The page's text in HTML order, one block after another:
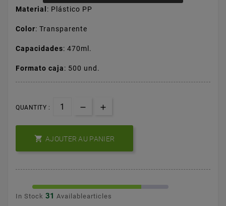
Material : Plástico PP
Color: Transparente
Capacidades: 470ml.
Formato caja: 500 und.
QUANTITY :
 AJOUTER AU PANIER
In Stock 31 Availablearticles